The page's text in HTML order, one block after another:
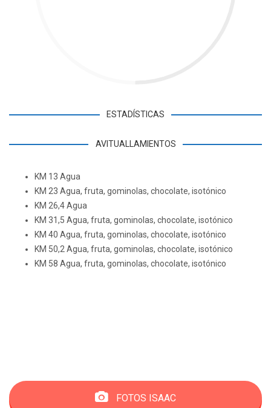
ESTADÍSTICAS
AVITUALLAMIENTOS
KM 13 Agua
KM 23 Agua, fruta, gominolas, chocolate, isotónico
KM 26,4 Agua
KM 31,5 Agua, fruta, gominolas, chocolate, isotónico
KM 40 Agua, fruta, gominolas, chocolate, isotónico
KM 50,2 Agua, fruta, gominolas, chocolate, isotónico
KM 58 Agua, fruta, gominolas, chocolate, isotónico
FOTOS ISAAC